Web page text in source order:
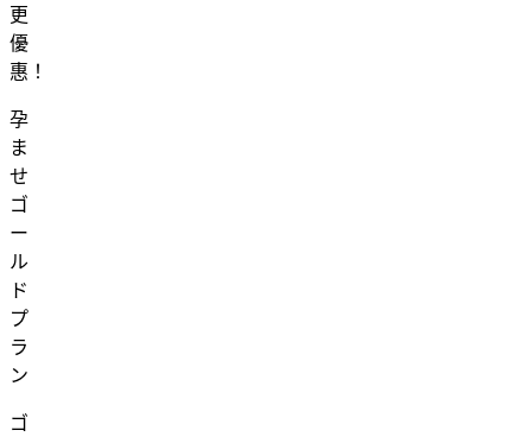
更
優
惠！
孕
ま
せ
ゴ
ー
ル
ド
プ
ラ
ン
ゴ